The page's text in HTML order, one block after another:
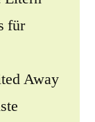
für
Away